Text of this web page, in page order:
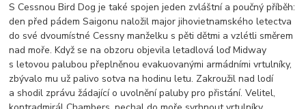
S Cessnou Bird Dog je také spojen jeden zvláštní a poučný příběh:
den před pádem Saigonu naložil major jihovietnamského letectva
do své dvoumístné Cessny manželku s pěti dětmi a vzlétli směrem
nad moře. Když se na obzoru objevila letadlová loď Midway
s letovou palubou přeplněnou evakuovanými armádními vrtulníky,
zbývalo mu už palivo sotva na hodinu letu. Zakroužil nad lodí
a shodil zprávu žádající o uvolnění paluby pro přistání. Velitel,